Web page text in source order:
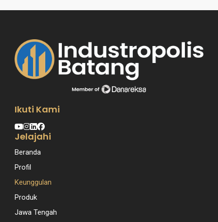
Ikuti Kami
Jelajahi
Beranda
Profil
Keunggulan
Produk
Jawa Tengah